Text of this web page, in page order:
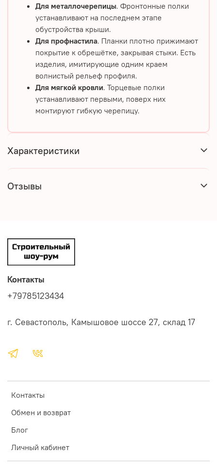
Для металлочерепицы. Фронтонные полки
устанавливают на последнем этапе
обустройства крыши.
Для профнастила. Планки плотно прижимают
покрытие к обрешётке, закрывая стыки. Есть
изделия, имитирующие одним краем
волнистый рельеф профиля.
Для мягкой кровли. Торцевые полки
устанавливают первыми, поверх них
монтируют гибкую черепицу.
Характеристики
Отзывы
Контакты
Обмен и возврат
Блог
Личный кабинет
Контакты
+79785123434
г. Севастополь, Камышовое шоссе 27, склад 17